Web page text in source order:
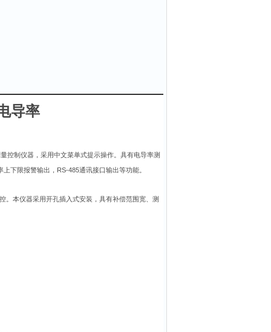
导率
控制仪器，采用中文菜单式提示操作。具有电导率测
上下限报警输出， RS-485通讯接口输出等功能
。本仪器采用开孔插入式安装，具有补偿范围宽、测